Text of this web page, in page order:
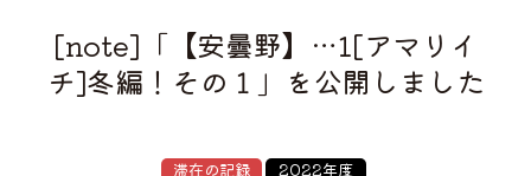
[note]「【安曇野】…1[アマリイ
チ]冬編！その１」を公開しました
滞在の記録 2022年度